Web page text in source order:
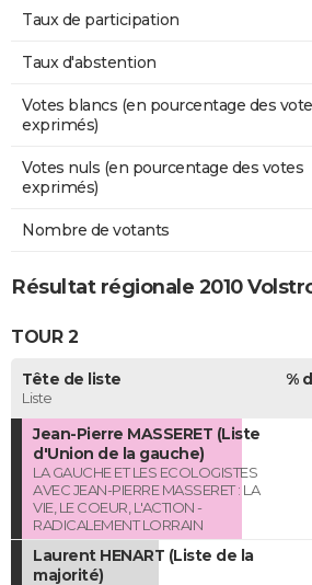
Taux de participation
Taux d'abstention
Votes blancs (en pourcentage des
exprimés)
Votes nuls (en pourcentage des votes
exprimés)
Nombre de votants
Résultat régionale 2010
TOUR 2
Tête de liste
Liste
%
Jean-Pierre MASSERET (Liste
d'Union de la gauche)
LA GAUCHE ET LES ECOLOGISTES
AVEC JEAN-PIERRE MASSERET : LA
VIE, LE COEUR, L'ACTION -
RADICALEMENT LORRAIN
Laurent HENART (Liste de la
majorité)